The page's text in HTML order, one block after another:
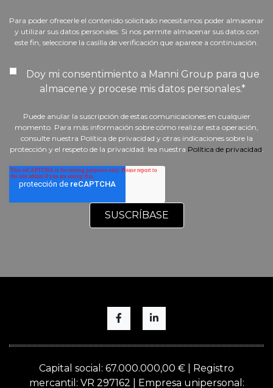
Para poder ofrecerle el contenido solicitado necesitamos poder almacenar
y utilizar sus datos personales. Si nos permite almacenar sus datos con
este fin, seleccione la casilla de verificación que aparece a continuación.
Doy mi consentimiento a Manni Group para que
almacene y procese mis datos personales.*
Puede anular la suscripción de estas comunicaciones en cualquier
momento. Para más información sobre cómo realizar esta operación,
consulte nuestra Política de privacidad y otras indicaciones sobre la
protección y el respeto de la privacidad: lea nuestra Política de privacidad.
Capital social: 67.000.000,00 € | Registro
mercantil: VR 297162 | Empresa unipersonal: